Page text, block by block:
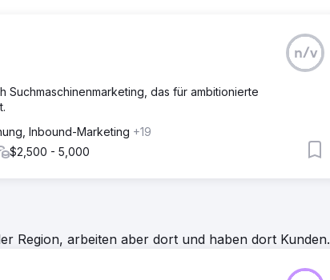
n/v
Suchmaschinenmarketing, das für ambitionierte
Inbound-Marketing +19
$2,500 - 5,000
Region, arbeiten aber dort und haben dort Kunden.